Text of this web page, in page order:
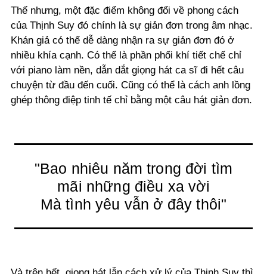
Thế nhưng, một đặc điểm không đổi về phong cách
của Thịnh Suy đó chính là sự giản đơn trong âm nhạc.
Khán giả có thể dễ dàng nhận ra sự giản đơn đó ở
nhiều khía cạnh. Có thể là phần phối khí tiết chế chỉ
với piano làm nền, dẫn dắt giọng hát ca sĩ đi hết câu
chuyện từ đầu đến cuối. Cũng có thể là cách anh lồng
ghép thông điệp tinh tế chỉ bằng một câu hát giản đơn.
"Bao nhiêu năm trong đời tìm
mãi những điều xa vời
Mà tình yêu vẫn ở đây thôi"